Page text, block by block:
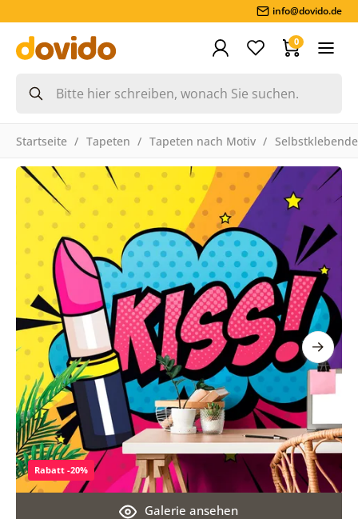
info@dovido.de
0
Startseite Tapeten Tapeten nach Motiv
Galerie ansehen
Rabatt -20%